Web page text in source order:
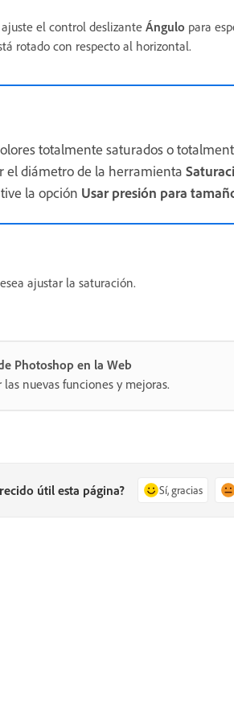
el control deslizanteÁngulo para
rotado con respecto al horizontal.
totalmente saturados o
el diámetro de la herramienta
la opción Usar presión para
ajustar la saturación.
Photoshop en la Web
las nuevas funciones y mejoras.
útil esta página? Sí, gracias